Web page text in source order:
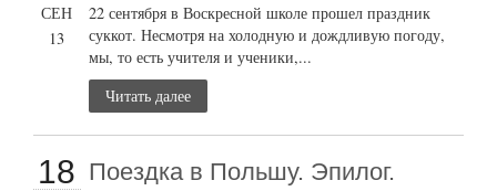
СЕН
13
22 сентября в Воскресной школе прошел праздник
суккот. Несмотря на холодную и дождливую погоду,
мы, то есть учителя и ученики,...
Читать далее
18 Поездка в Польшу. Эпилог.